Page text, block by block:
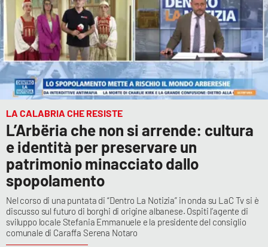
LA CALABRIA CHE RESISTE
L’Arbëria che non si arrende: cultura
e identità per preservare un
patrimonio minacciato dallo
spopolamento
Nel corso di una puntata di “Dentro La Notizia” in onda su LaC Tv si è
discusso sul futuro di borghi di origine albanese. Ospiti l’agente di
sviluppo locale Stefania Emmanuele e la presidente del consiglio
comunale di Caraffa Serena Notaro